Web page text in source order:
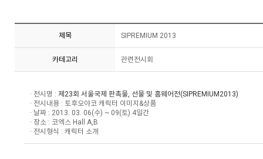
제목 SIPREMIUM 2013
카테고리 관련전시회
· 전시명 : 제23회 서울국제 판촉물, 선물 및 홈웨어전(SIPREMIUM2013)
· 전시내용 : 토후오야코 캐릭터 이미지&상품
· 날짜 : 2013. 03. 06(수) ~ 09(토) 4일간
· 장소 : 코엑스 Hall A,B
· 전시형식 : 캐릭터 소개